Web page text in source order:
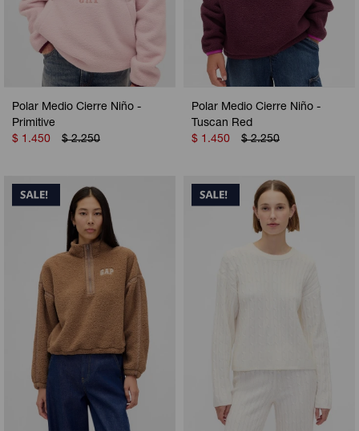
Polar Medio Cierre Niño -
Primitive
$ 1.450 $ 2.250
Polar Medio Cierre Niño -
Tuscan Red
$ 1.450 $ 2.250